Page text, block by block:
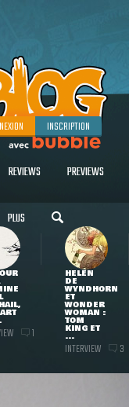
INSCRIPTION
REVIEWS PREVIEWS
PLUS
1
HELEN
DE
WYNDHORN
ET
WONDER
WOMAN :
TOM
KING ET
...
INTERVIEW 3